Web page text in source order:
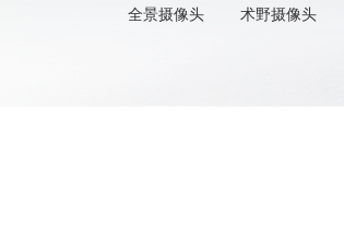
全景摄像头 术野摄像头